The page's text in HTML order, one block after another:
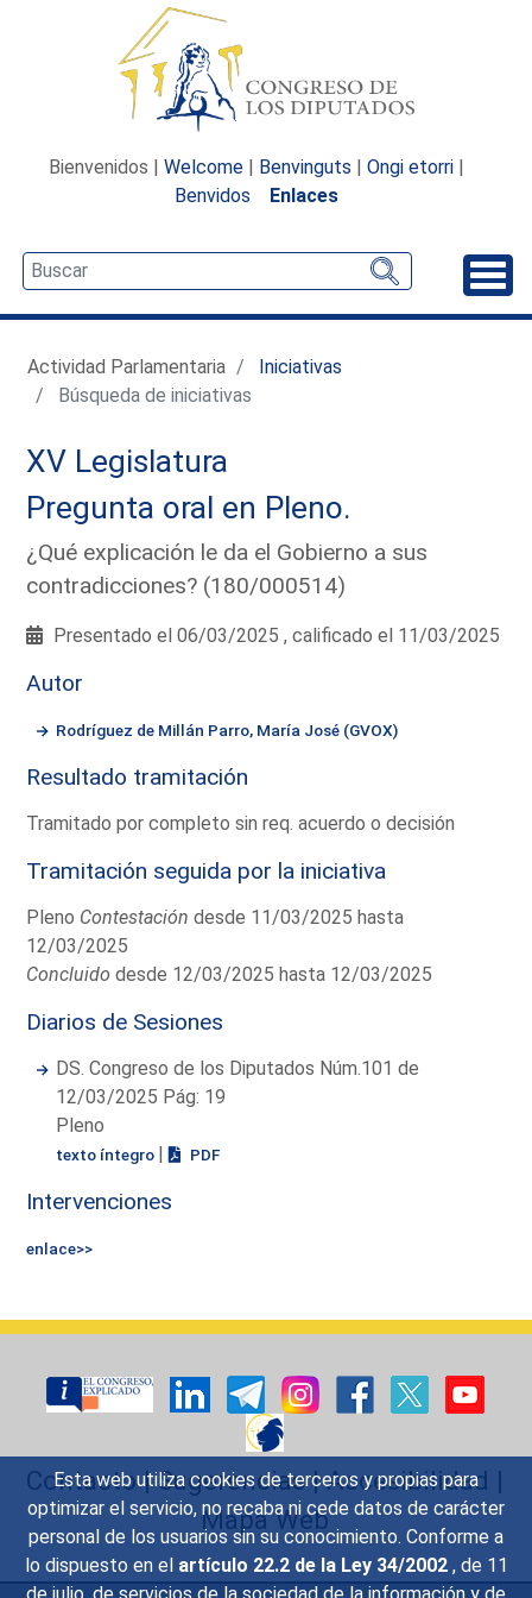
Esta web utiliza cookies de terceros y propias para
optimizar el servicio, no recaba ni cede datos de carácter
personal de los usuarios sin su conocimiento. Conforme a
lo dispuesto en el artículo 22.2 de la Ley 34/2002 , de 11
Bienvenidos | Welcome | Benvinguts | Ongi etorri |
Benvidos
Enlaces
Actividad Parlamentaria
Iniciativas
Búsqueda de iniciativas
XV Legislatura
Pregunta oral en Pleno.
¿Qué explicación le da el Gobierno a sus
contradicciones? (180/000514)
Presentado el 06/03/2025 , calificado el 11/03/2025
Autor
Rodríguez de Millán Parro, María José (GVOX)
Resultado tramitación
Tramitado por completo sin req. acuerdo o decisión
Tramitación seguida por la iniciativa
Pleno Contestación desde 11/03/2025 hasta
12/03/2025
Concluido desde 12/03/2025 hasta 12/03/2025
Diarios de Sesiones
DS. Congreso de los Diputados Núm.101 de
12/03/2025 Pág: 19
Pleno
texto íntegro | PDF
Intervenciones
enlace>>
Contacto|Sugerencias|Accesibilidad |
Mapa Web